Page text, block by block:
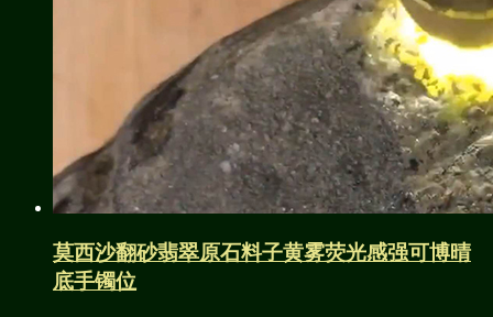
莫西沙翻砂翡翠原石料子黄雾荧光感强可博晴
底手镯位